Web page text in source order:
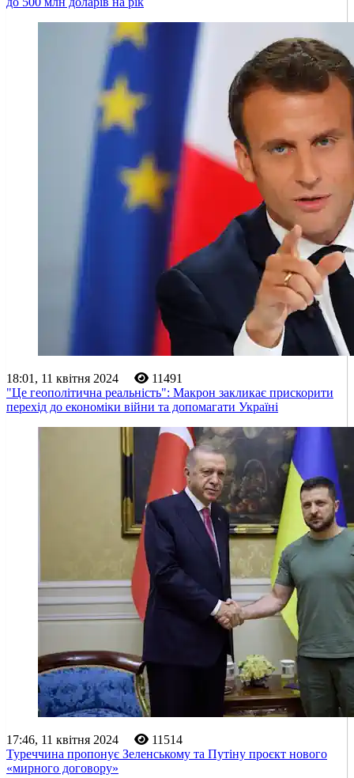
18:01, 11 квітня 2024
11491
"Це геополітична реальність": Макрон закликає прискорити
перехід до економіки війни та допомагати Україні
17:46, 11 квітня 2024
11514
Туреччина пропонує Зеленському та Путіну проєкт нового
«мирного договору»